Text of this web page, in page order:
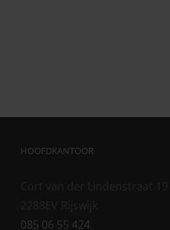
HOOFDKANTOOR
085 06 55 424